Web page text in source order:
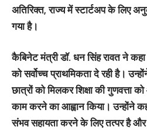
अतिरिक्त, राज्य में स्टार्टअप के लिए
गया है।
कैबिनेट मंत्री डॉ. धन सिंह रावत ने कहा
को सर्वोच्च प्राथमिकता दे रही है।
छात्रों को मिलकर शिक्षा की गुणवत्ता
काम करने का आह्वान किया। उन्होंने
संभव सहायता करने के लिए तत्पर है और